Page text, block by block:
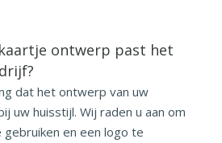
ontwerp past het
dat het ontwerp van uw
uw huisstijl. Wij raden u aan om
gebruiken en een logo te